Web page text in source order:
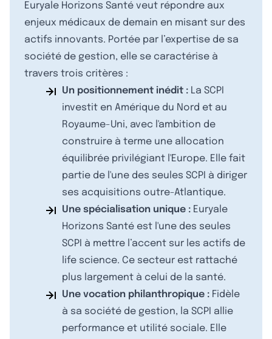
Euryale Horizons Santé veut répondre aux
enjeux médicaux de demain en misant sur des
actifs innovants. Portée par l’expertise de sa
société de gestion, elle se caractérise à
travers trois critères :
Un positionnement inédit : La SCPI
investit en Amérique du Nord et au
Royaume-Uni, avec l'ambition de
construire à terme une allocation
équilibrée privilégiant l'Europe. Elle fait
partie de l'une des seules SCPI à diriger
ses acquisitions outre-Atlantique.
Une spécialisation unique : Euryale
Horizons Santé est l'une des seules
SCPI à mettre l’accent sur les actifs de
life science. Ce secteur est rattaché
plus largement à celui de la santé.
Une vocation philanthropique : Fidèle
à sa société de gestion, la SCPI allie
performance et utilité sociale. Elle